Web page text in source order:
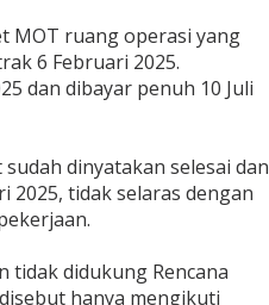
MOT ruang operasi yang
6 Februari 2025.
dan dibayar penuh 10 Juli
dinyatakan selesai dan
2025, tidak selaras dengan
tidak didukung Rencana
hanya mengikuti